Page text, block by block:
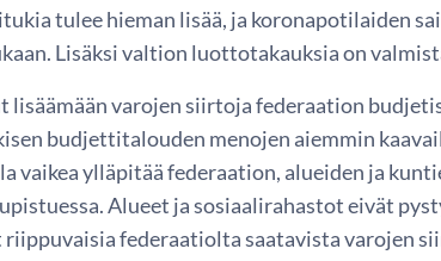
tulee hieman lisää, ja koronapotilaiden
Lisäksi valtion luottotakauksia on
lisäämään varojen siirtoja federaation
budjettitalouden menojen aiemmin
vaikea ylläpitää federaation, alueiden ja
Alueet ja sosiaalirahastot eivät
riippuvaisia federaatiolta saatavista varojen